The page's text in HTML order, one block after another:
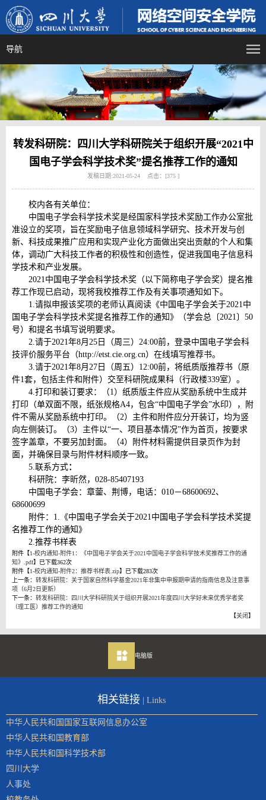
导航
转发科研院：四川大学科研院关于组织开展“2021中
国电子学会科学技术奖”提名推荐工作的通知
发稿日期:2021-05-24 点击：[375 ]
校内各有关单位：
中国电子学会科学技术奖是经国家科学技术奖励工作办公室批
准设立的奖项，旨在奖励电子信息领域科学研究、技术开发与创
新、科技成果推广应用和实现产业化方面做出突出贡献的个人和集
体，调动广大科技工作者的积极性和创造性，促进我国电子信息科
学技术和产业发展。
2021中国电子学会科学技术奖（以下简称电子学会奖）提名推
荐工作现已启动，现将我校推荐工作及有关事项通知如下。
1.请拟申报该奖项的老师认真阅读《中国电子学会关于2021中
国电子学会科学技术奖提名推荐工作的通知》（学会总〔2021〕50
号）和提名书填写说明要求。
2.请于2021年8月25日（周三）24:00前，登录中国电子学会科
技评价服务平台（http://etst.cie.org.cn）在线填写推荐书。
3.请于2021年8月27日（周五）12:00前，将纸质版推荐书（原
件1套，包括主件和附件）交至科研院成果科（行政楼339室）。
4.打印和装订要求：（1）纸质版主件应从奖励系统中生成并
打印（单双面不限，纸张规格A4，包含“中国电子学会”水印），附
件不需从奖励系统中打印。（2）主件和附件应分开装订，均为竖
向左侧装订。（3）主件以“一、项目基本情况”作为首页，按要求
签字盖章，不要另加封面。（4）附件材料需提供目录页作为封
面，并确保目录与附件材料顺序一致。
5.联系方式：
科研院：李昕然，028-85407193
中国电子学会：章蓥、荆博，电话：010－68600692、
68600699
附件：1.《中国电子学会关于2021中国电子学会科学技术奖提
名推荐工作的通知》
2.推荐书样表
附件【1-校内通知-附件1：《中国电子学会关于2021中国电子学会科学技术奖推荐工作的通
知》.pdf】已下载362次
附件【1-校内通知-附件2：推荐书样表.zip】已下载283次
上一条： 转发科研院：关于国家自然科学基金2021年非集中申报期申请的指南信息及注意事
项（6月2日更新）
下一条： 转发科研院：四川大学科研院关于组织开展2021年度四川大学好未来优秀学者奖
（理工医）推荐工作的通知
【关闭 】
电脑版
相关链接 | Links
中华人民共和国国家互联网信息办公室
中华人民共和国教育部
中华人民共和国科学技术部
四川大学
人事处